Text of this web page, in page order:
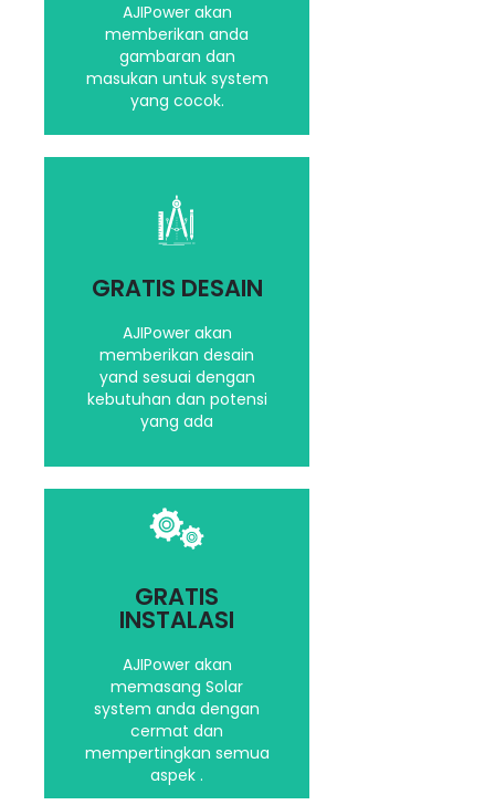
AJIPower akan
memberikan anda
gambaran dan
masukan untuk system
yang cocok.
Hubungi kami
GRATIS DESAIN
AJIPower akan
memberikan desain
yand sesuai dengan
kebutuhan dan potensi
yang ada
Dengan Software,
dan canggih kami akan
berikan ilustrasi desain
yang terbaik
Hubungi kami
GRATIS
INSTALASI
AJIPower akan
memasang Solar
system anda dengan
cermat dan
mempertingkan semua
aspek .
mempertimbangkan
segala aspek dalam
menginstalasi Solar
System Anda
Hubungi kami